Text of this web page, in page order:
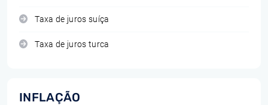
Taxa de juros suíça
Taxa de juros turca
INFLAÇÃO